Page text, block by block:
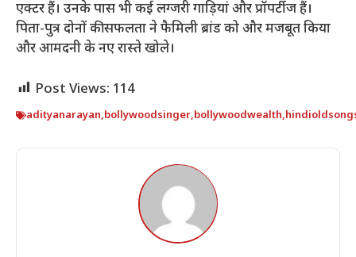
एक्टर हैं। उनके पास भी कई लग्जरी गाड़ियां और प्रॉपर्टीज हैं।
पिता-पुत्र दोनों की सफलता ने फैमिली ब्रांड को और मजबूत किया
और आमदनी के नए रास्ते खोले।
Post Views: 114
adityanarayan,bollywoodsinger,bollywoodwealth,